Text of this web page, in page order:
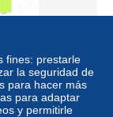
P.P. / EURE
fines: prestarle
la seguridad de
para hacer más
para adaptar
y permitirle